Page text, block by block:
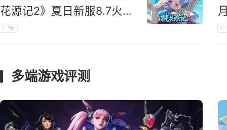
花源记2》夏日新服8.7火爆
开启
广告
多端游戏评测